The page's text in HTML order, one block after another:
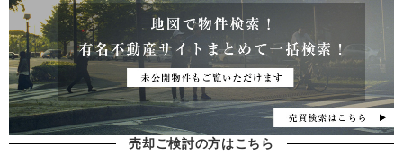
売却ご検討の方はこちら